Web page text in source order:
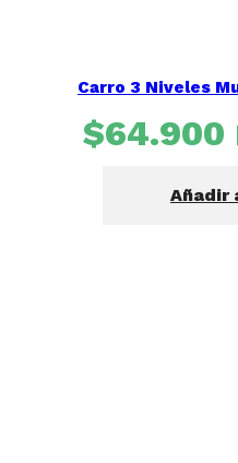
Dimensión del Encastre
Ancho-Profundidad
Peso neto (kg) 12,8
Carro 3 Niveles
$64.900
Añadir